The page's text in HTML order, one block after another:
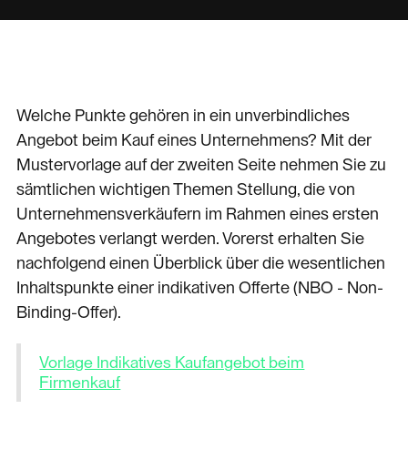
Welche Punkte gehören in ein unverbindliches
Angebot beim Kauf eines Unternehmens? Mit der
Mustervorlage auf der zweiten Seite nehmen Sie zu
sämtlichen wichtigen Themen Stellung, die von
Unternehmensverkäufern im Rahmen eines ersten
Angebotes verlangt werden. Vorerst erhalten Sie
nachfolgend einen Überblick über die wesentlichen
Inhaltspunkte einer indikativen Offerte (NBO - Non-
Binding-Offer).
Vorlage Indikatives Kaufangebot beim
Firmenkauf